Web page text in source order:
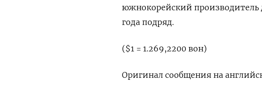
южнокорейский
года подряд.
($1 = 1.269,2200 вон)
Оригинал сообщения на